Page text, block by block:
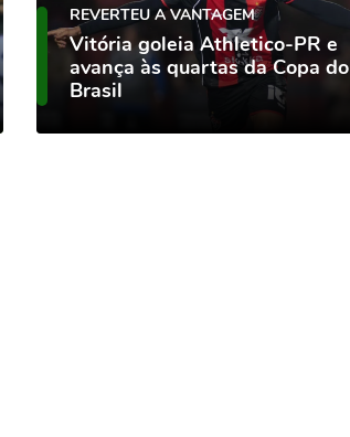
REVERTEU A VANTAGEM
Vitória goleia Athletico-PR e
avança às quartas da Copa do
Brasil